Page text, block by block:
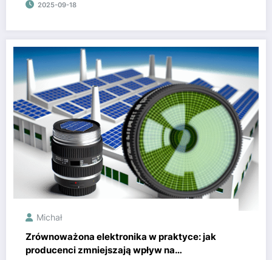
2025-09-18
Michał
Zrównoważona elektronika w praktyce: jak
producenci zmniejszają wpływ na